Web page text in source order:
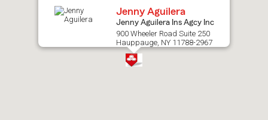
Jenny Aguilera
Jenny Aguilera Ins Agcy Inc
900 Wheeler Road Suite 250
Hauppauge, NY 11788-2967